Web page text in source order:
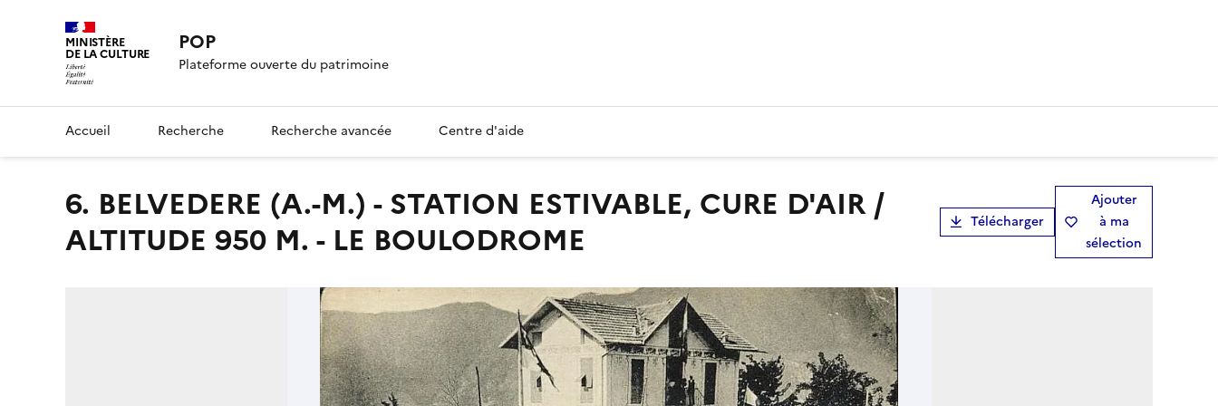
MINISTÈRE
DE LA CULTURE POP
Plateforme ouverte du patrimoine
Accueil Recherche Recherche avancée Centre d'aide
6. BELVEDERE (A.-M.) - STATION ESTIVABLE, CURE D'AIR /
ALTITUDE 950 M. - LE BOULODROME
Télécharger
Ajouter
à ma
sélection